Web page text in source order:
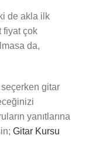
de akla ilk
fiyat çok
da,
seçerken gitar
yanıtlarına
Gitar Kursu